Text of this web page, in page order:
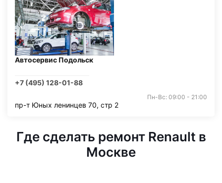
Автосервис Подольск
+7 (495) 128-01-88
Пн-Вс: 09:00 - 21:00
пр-т Юных ленинцев 70, стр 2
Где сделать ремонт Renault в
Москве